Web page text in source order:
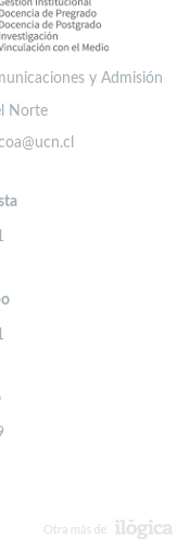
y Admisión
Norte